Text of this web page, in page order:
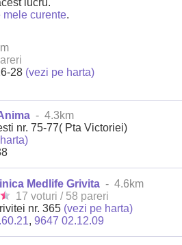
lucru.
mele curente.
28 (vezi pe harta)
- 4.3km
nr. 75-77( Pta Victoriei)
Medlife Grivita - 4.6km
17 voturi / 58 pareri
nr. 365 (vezi pe harta)
,9647 02.12.09